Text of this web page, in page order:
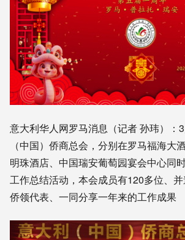
意大利华人网罗马消息（记者 孙玮）：
（中国）侨商总会，分别在罗马福海大
明珠酒店、中国瑞安葡萄园宴会中心同
工作总结活动，本会成员有120多位、
侨领代表、一同分享一年来的工作成果